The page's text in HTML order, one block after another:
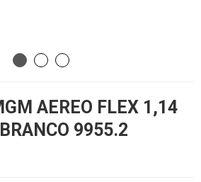
AEREO FLEX 1,14
9955.2